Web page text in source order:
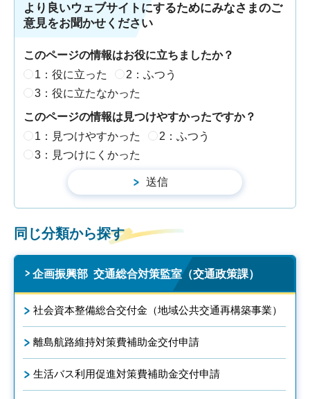
より良いウェブサイトにするためにみなさまのご
意見をお聞かせください
このページの情報はお役に立ちましたか？
1：役に立った
2：ふつう
3：役に立たなかった
このページの情報は見つけやすかったですか？
1：見つけやすかった
2：ふつう
3：見つけにくかった
同じ分類から探す
企画振興部 交通総合対策監室（交通政策課）
社会資本整備総合交付金（地域公共交通再構築事業）
離島航路維持対策費補助金交付申請
生活バス利用促進対策費補助金交付申請